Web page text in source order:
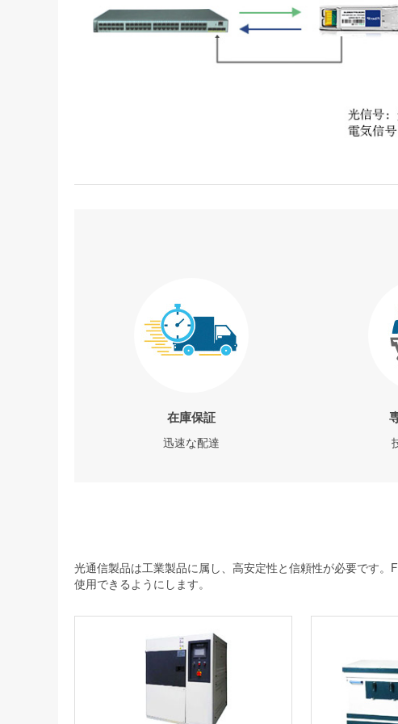
在庫保証
迅速な配達
光通信製品は工業製品に属し、高安定性と信頼性が必要です
使用できるようにします。